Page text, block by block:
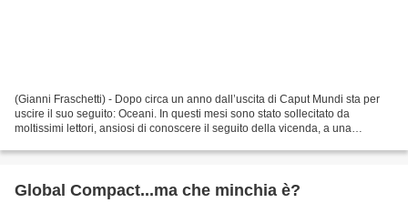
(Gianni Fraschetti) - Dopo circa un anno dall’uscita di Caput Mundi sta per
uscire il suo seguito: Oceani. In questi mesi sono stato sollecitato da
moltissimi lettori, ansiosi di conoscere il seguito della vicenda, a una
Global Compact...ma che minchia è?